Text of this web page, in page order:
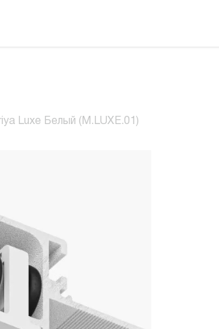
Luxe Белый (M.LUXE.01)